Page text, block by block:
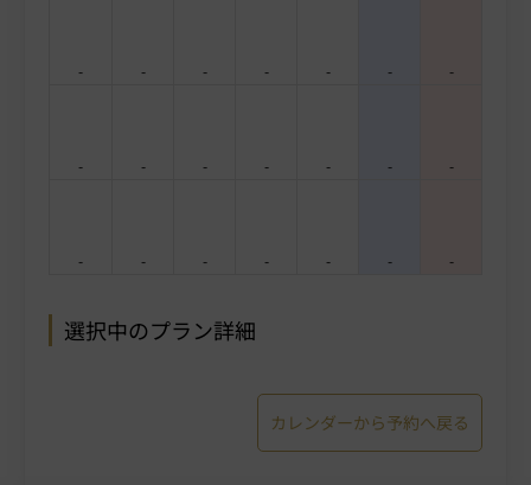
- - - - - - -
- - - - - - -
- - - - - - -
選択中のプラン詳細
カレンダーから予約へ戻る